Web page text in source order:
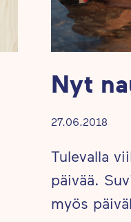
Nyt
27.06.2018
Tulevalla
päivää.
myös